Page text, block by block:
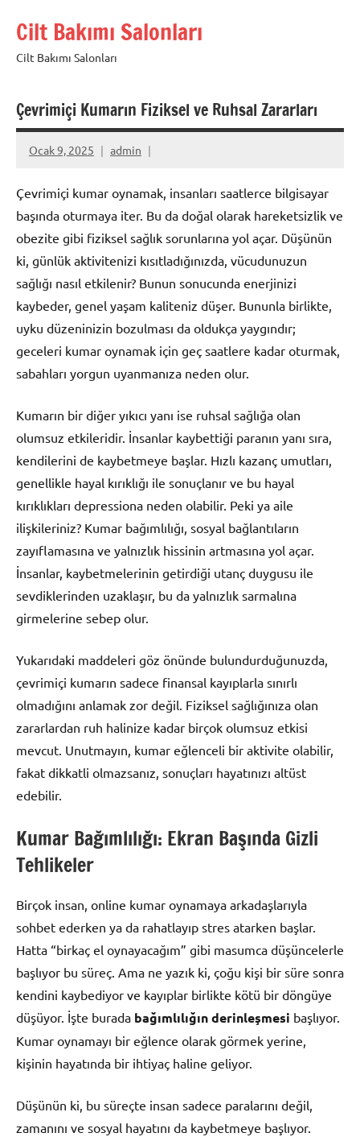
geçCilt Bakımı Salonları
Cilt Bakımı Salonları
Çevrimiçi Kumarın Fiziksel ve Ruhsal Zararları
Ocak 9, 2025 admin
Çevrimiçi kumar oynamak, insanları saatlerce bilgisayar
başında oturmaya iter. Bu da doğal olarak hareketsizlik ve
obezite gibi fiziksel sağlık sorunlarına yol açar. Düşünün
ki, günlük aktivitenizi kısıtladığınızda, vücudunuzun
sağlığı nasıl etkilenir? Bunun sonucunda enerjinizi
kaybeder, genel yaşam kaliteniz düşer. Bununla birlikte,
uyku düzeninizin bozulması da oldukça yaygındır;
geceleri kumar oynamak için geç saatlere kadar oturmak,
sabahları yorgun uyanmanıza neden olur.
Kumarın bir diğer yıkıcı yanı ise ruhsal sağlığa olan
olumsuz etkileridir. İnsanlar kaybettiği paranın yanı sıra,
kendilerini de kaybetmeye başlar. Hızlı kazanç umutları,
genellikle hayal kırıklığı ile sonuçlanır ve bu hayal
kırıklıkları depressiona neden olabilir. Peki ya aile
ilişkileriniz? Kumar bağımlılığı, sosyal bağlantıların
zayıflamasına ve yalnızlık hissinin artmasına yol açar.
İnsanlar, kaybetmelerinin getirdiği utanç duygusu ile
sevdiklerinden uzaklaşır, bu da yalnızlık sarmalına
girmelerine sebep olur.
Yukarıdaki maddeleri göz önünde bulundurduğunuzda,
çevrimiçi kumarın sadece finansal kayıplarla sınırlı
olmadığını anlamak zor değil. Fiziksel sağlığınıza olan
zararlardan ruh halinize kadar birçok olumsuz etkisi
mevcut. Unutmayın, kumar eğlenceli bir aktivite olabilir,
fakat dikkatli olmazsanız, sonuçları hayatınızı altüst
edebilir.
Kumar Bağımlılığı: Ekran Başında Gizli
Tehlikeler
Birçok insan, online kumar oynamaya arkadaşlarıyla
sohbet ederken ya da rahatlayıp stres atarken başlar.
Hatta “birkaç el oynayacağım” gibi masumca düşüncelerle
başlıyor bu süreç. Ama ne yazık ki, çoğu kişi bir süre sonra
kendini kaybediyor ve kayıplar birlikte kötü bir döngüye
düşüyor. İşte burada bağımlılığın derinleşmesi başlıyor.
Kumar oynamayı bir eğlence olarak görmek yerine,
kişinin hayatında bir ihtiyaç haline geliyor.
Düşünün ki, bu süreçte insan sadece paralarını değil,
zamanını ve sosyal hayatını da kaybetmeye başlıyor.